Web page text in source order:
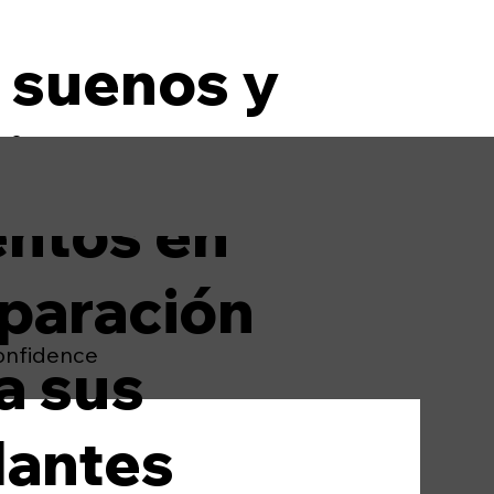
y
sus
en
sus